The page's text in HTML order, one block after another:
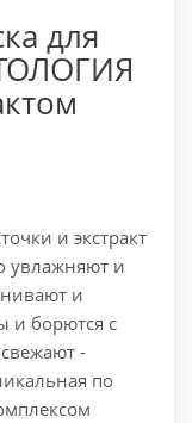
для
и экстракт
увлажняют и
и
и борются с
-
по